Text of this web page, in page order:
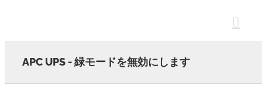
APC UPS - 緑モードを無効にします